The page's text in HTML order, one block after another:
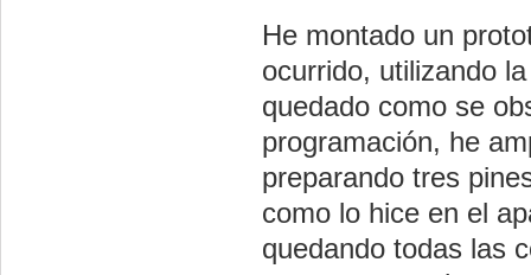
He montado un
ocurrido, utilizando
quedado como se
programación, he
preparando tres
como lo hice en el
quedando todas las